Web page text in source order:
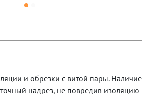
и обрезки с витой пары.
надрез, не повредив